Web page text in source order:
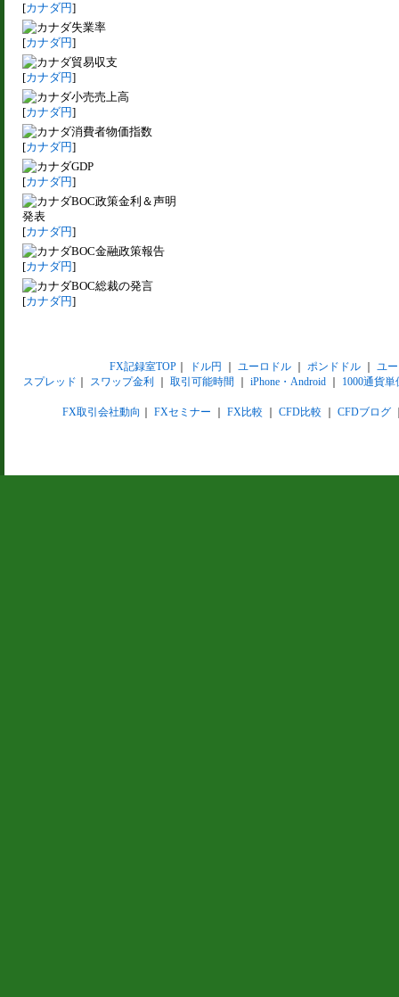
[カナダ円]
失業率
[カナダ円]
貿易収支
[カナダ円]
小売売上高
[カナダ円]
消費者物価指数
[カナダ円]
GDP
[カナダ円]
BOC政策金利＆声明
発表
[カナダ円]
BOC金融政策報告
[カナダ円]
BOC総裁の発言
[カナダ円]
FX記録室TOP｜ ドル円 ユーロドル｜ ポンドドル｜ ユ
スプレッド
スワップ金利 取引可能時間 iPhone・Android 1000通貨単
FX取引会社動向 FXセミナー FX比較 CFD比較 CFDブログ